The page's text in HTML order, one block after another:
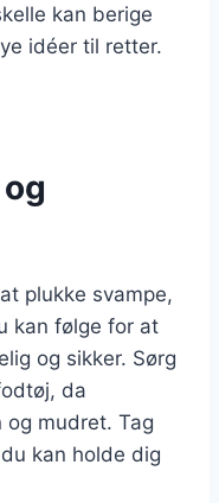
kan berige
idéer til retter.
plukke svampe,
kan følge for at
og sikker. Sørg
da
mudret. Tag
kan holde dig